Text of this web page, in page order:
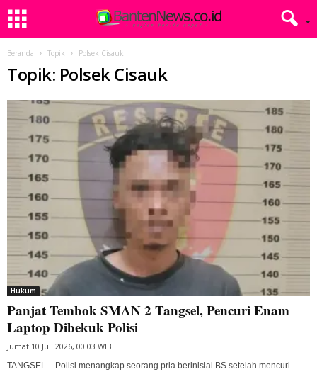
Beranda Topik Polsek Cisauk
Topik: Polsek Cisauk
Hukum
Panjat Tembok SMAN 2 Tangsel, Pencuri Enam
Laptop Dibekuk Polisi
Jumat 10 Juli 2026, 00:03 WIB
TANGSEL – Polisi menangkap seorang pria berinisial BS setelah mencuri